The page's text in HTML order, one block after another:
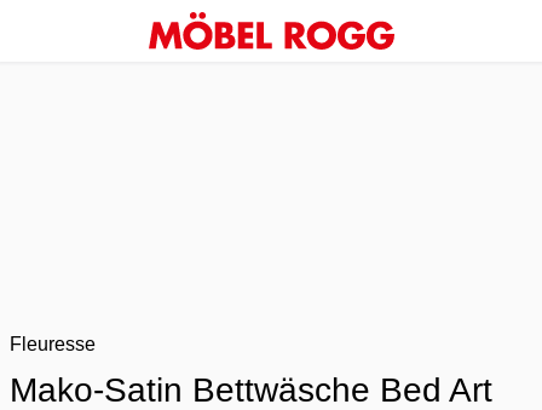
Fleuresse
Mako-Satin Bettwäsche Bed Art